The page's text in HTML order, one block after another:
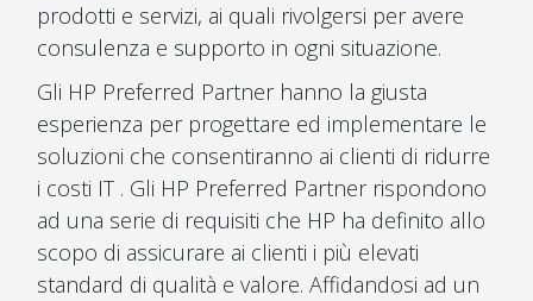
prodotti e servizi, ai quali rivolgersi per avere
consulenza e supporto in ogni situazione.
Gli HP Preferred Partner hanno la giusta
esperienza per progettare ed implementare le
soluzioni che consentiranno ai clienti di ridurre
i costi IT . Gli HP Preferred Partner rispondono
ad una serie di requisiti che HP ha definito allo
scopo di assicurare ai clienti i più elevati
standard di qualità e valore. Affidandosi ad un